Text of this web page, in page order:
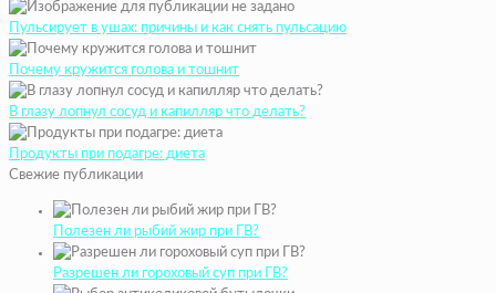
Пульсирует в ушах: причины и как снять пульсацию
Почему кружится голова и тошнит
В глазу лопнул сосуд и капилляр что делать?
Продукты при подагре: диета
Свежие публикации
Полезен ли рыбий жир при ГВ?
Разрешен ли гороховый суп при ГВ?